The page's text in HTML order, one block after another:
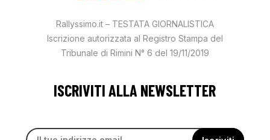
Rallyssimo.it – TESTATA GIORNALISTICA
Iscrizione autorizzata al Registro Stampa del
Tribunale di Rimini N° 6 del 19/11/2019
ISCRIVITI ALLA NEWSLETTER